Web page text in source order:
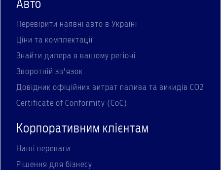
Авто
Перевірити наявні авто в Україні
Ціни та комплектації
Знайти дилера в вашому регіоні
Зворотній зв'язок
Довідник офіційних витрат палива та викидів СО2
Certificate of Conformity (CoC)
Корпоративним клієнтам
Наші переваги
Рішення для бізнесу